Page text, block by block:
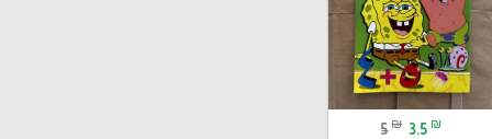
5 ₪ 3.5 ₪